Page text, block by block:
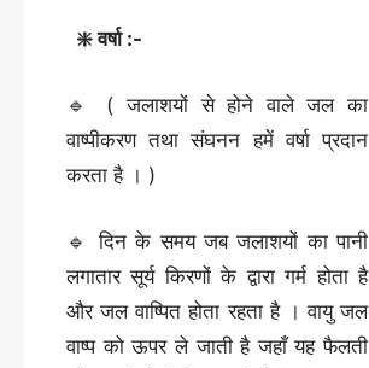
❇️ वर्षा :-
🔹 ( जलाशयों से होने वाले जल का
वाष्पीकरण तथा संघनन हमें वर्षा प्रदान
करता है । )
🔹 दिन के समय जब जलाशयों का पानी
लगातार सूर्य किरणों के द्वारा गर्म होता है
और जल वाष्पित होता रहता है । वायु जल
वाष्प को ऊपर ले जाती है जहाँ यह फैलती